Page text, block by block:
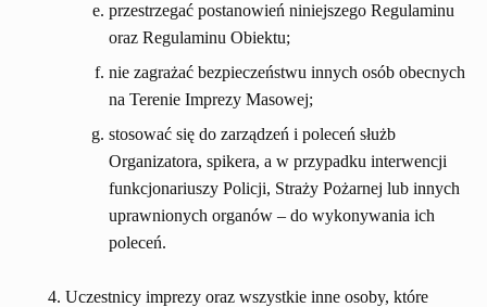
przestrzegać postanowień niniejszego Regulaminu
oraz Regulaminu Obiektu;
nie zagrażać bezpieczeństwu innych osób obecnych
na Terenie Imprezy Masowej;
stosować się do zarządzeń i poleceń służb
Organizatora, spikera, a w przypadku interwencji
funkcjonariuszy Policji, Straży Pożarnej lub innych
uprawnionych organów – do wykonywania ich
poleceń.
Uczestnicy imprezy oraz wszystkie inne osoby, które